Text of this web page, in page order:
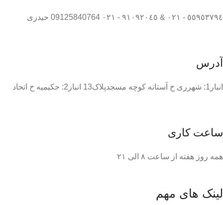
٥٥٩٥٣٧٩٤ - ٠٢١ & ٩١٠٩٢٠٤٥ - ٠٢١ 09125840764 حیدری
آدرس
انبار1: شهرری خ آستانه کوچه مسجدپلاک13 انبار2: حکیمیه خ اتحاد
ساعت کاری
همه روز هفته از ساعت ٨ الی ۲۱
لینک های مهم